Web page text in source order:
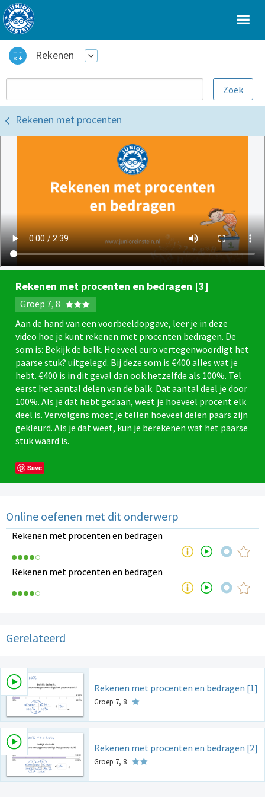
Rekenen
Rekenen met procenten
Rekenen met procenten en bedragen [3]
Groep 7, 8
Aan de hand van een voorbeeldopgave, leer je in deze
video hoe je kunt rekenen met procenten bedragen. De
som is: Bekijk de balk. Hoeveel euro vertegenwoordigt het
paarse stuk? uitgelegd. Bij deze som is €400 alles wat je
hebt. €400 is in dit geval dan ook hetzelfde als 100%. Tel
eerst het aantal delen van de balk. Dat aantal deel je door
100%. Als je dat hebt gedaan, weet je hoeveel procent elk
deel is. Vervolgens moet je tellen hoeveel delen paars zijn
gekleurd. Als je dat weet, kun je berekenen wat het paarse
stuk waard is.
Save
Online oefenen met dit onderwerp
Rekenen met procenten en bedragen
Rekenen met procenten en bedragen
Gerelateerd
Rekenen met procenten en bedragen [1]
Groep 7, 8
Rekenen met procenten en bedragen [2]
Groep 7, 8